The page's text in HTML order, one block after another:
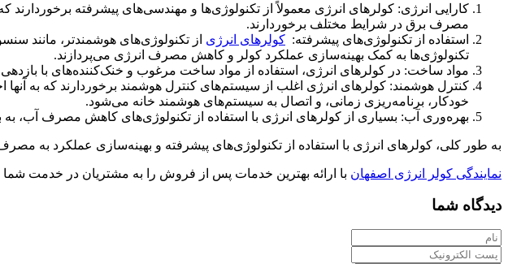
کارایی انرژی: کولرهای انرژی معمولاً از تکنولوژی‌ها و مهندسی‌های پیشرفته
مصرف برق در شرایط مختلف برخوردارند.
استفاده از تکنولوژی‌های پیشرفته: کولرهای انرژی از تکنولوژی‌های هوشمندتر، مانند
تکنولوژی‌ها به کمک بهینه‌سازی عملکرد کولر و کاهش مصرف انرژی می‌پردازند.
مواد ساخت: در کولرهای انرژی، استفاده از مواد ساخت مرغوب و خنک‌کننده‌های با
کنترل هوشمند: کولرهای انرژی اغلب از سیستم‌های کنترل هوشمند برخوردارند که به
خودکار، برنامه‌ریزی زمانی، و اتصال به سیستم‌های هوشمند خانه می‌شود.
بهره‌وری آب: بسیاری از کولرهای انرژی با استفاده از تکنولوژی‌های کاهش مصرف آب،
به طور کلی، کولرهای انرژی با استفاده از تکنولوژی‌های پیشرفته و بهینه‌سازی عملکرد به
نمایندگی کولر انرژی اصفهان با ارائه بهترین خدمات پس از فروش را به مشتریان در خدمت
دیدگاه شما